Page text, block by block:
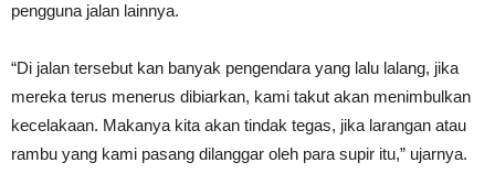
pengguna jalan lainnya.
“Di jalan tersebut kan banyak pengendara yang lalu lalang, jika
mereka terus menerus dibiarkan, kami takut akan menimbulkan
kecelakaan. Makanya kita akan tindak tegas, jika larangan atau
rambu yang kami pasang dilanggar oleh para supir itu,” ujarnya.